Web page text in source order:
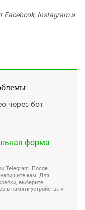
Facebook, Instagram и
через бот
форма
Telegram. После
напишите нам. Для
выберите
в памяти устройства и